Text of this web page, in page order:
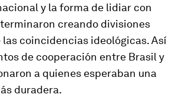
y la forma de lidiar con
creando divisiones
las coincidencias ideológicas. Así
de cooperación entre Brasil y
a quienes esperaban una
duradera.